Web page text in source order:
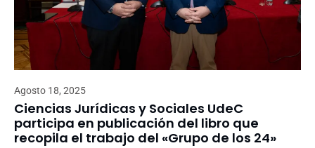
Agosto 18, 2025
Ciencias Jurídicas y Sociales UdeC
participa en publicación del libro que
recopila el trabajo del «Grupo de los 24»